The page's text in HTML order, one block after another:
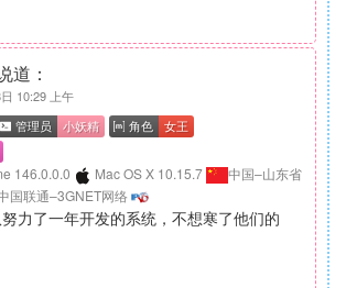
道：
10:29 上午
146.0.0.0 Mac OS X 10.15.7
中国–山东省
国联通–3GNET网络
力了一年开发的系统，不想寒了他们的